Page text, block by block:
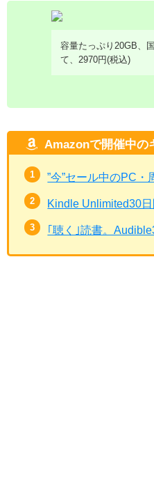
容量たっぷり20GB、
て、2970円(税込)
Amazonで開催中の
”今”セール中のPC・
Kindle Unlimited30
｢聴く｣読書。